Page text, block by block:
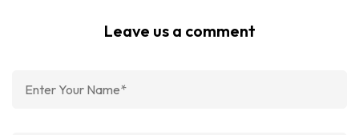
Leave us a comment